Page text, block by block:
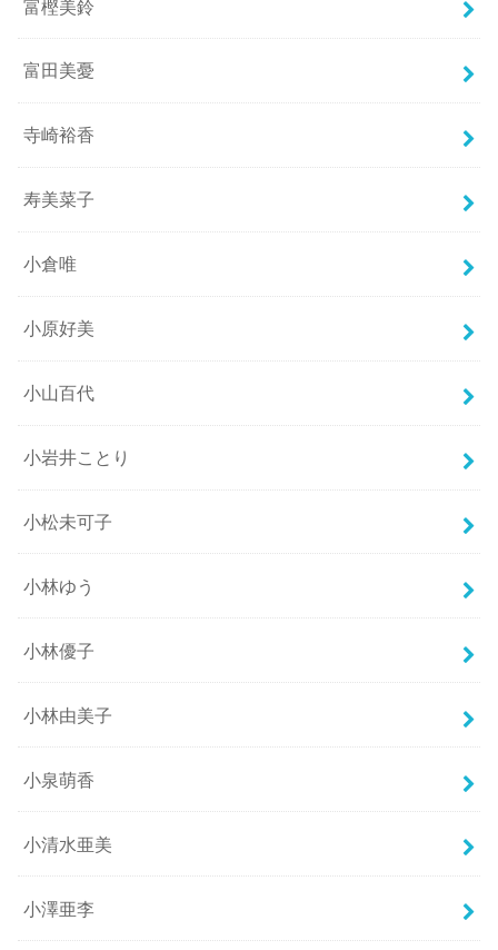
富樫美鈴
富田美憂
寺崎裕香
寿美菜子
小倉唯
小原好美
小山百代
小岩井ことり
小松未可子
小林ゆう
小林優子
小林由美子
小泉萌香
小清水亜美
小澤亜李